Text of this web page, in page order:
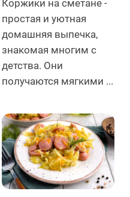
Коржики на сметане -
простая и уютная
домашняя выпечка,
знакомая многим с
детства. Они
получаются мягкими ...